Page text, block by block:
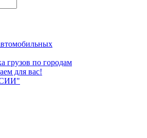
грузов по городам
для вас!